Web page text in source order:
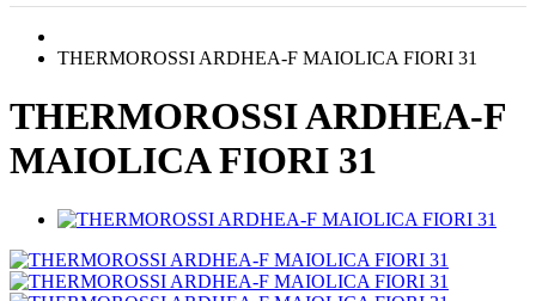
THERMOROSSI ARDHEA-F MAIOLICA FIORI 31
THERMOROSSI ARDHEA-F
MAIOLICA FIORI 31